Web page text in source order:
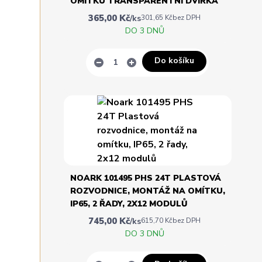
365,00 Kč/ks301,65 Kčbez DPH
DO 3 DNŮ
Do košíku
NOARK 101495 PHS 24T PLASTOVÁ
ROZVODNICE, MONTÁŽ NA OMÍTKU,
IP65, 2 ŘADY, 2X12 MODULŮ
745,00 Kč/ks615,70 Kčbez DPH
DO 3 DNŮ